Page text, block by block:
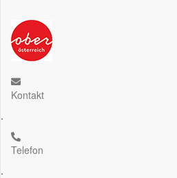
Kontakt
.
Telefon
.